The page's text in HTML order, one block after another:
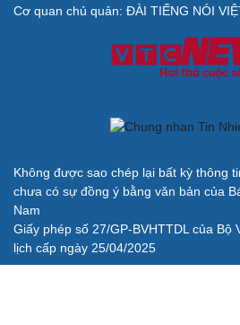
Cơ quan chủ quản: ĐÀI TIẾNG NÓI
Không được sao chép lại bất kỳ thông
chưa có sự đồng ý bằng văn bản của
Nam
Giấy phép số 27/GP-BVHTTDL của Bộ
lịch cấp ngày 25/04/2025